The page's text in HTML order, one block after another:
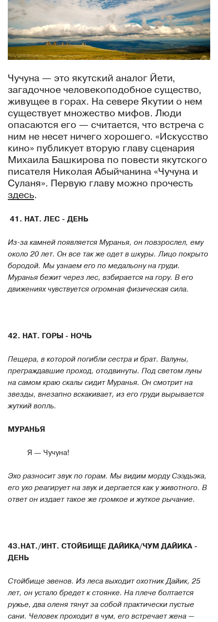
Чучуна — это якутский аналог Йети,
загадочное человекоподобное существо,
живущее в горах. На севере Якутии о нем
существует множество мифов. Люди
опасаются его — считается, что встреча с
ним не несет ничего хорошего. «Искусство
кино» публикует вторую главу сценария
Михаила Башкирова по повести якутского
писателя Николая Абыйчанина «Чучуна и
Суланя». Первую главу можно прочесть
здесь.
41. НАТ. ЛЕС - ДЕНЬ
Из-за камней появляется Муранья, он повзрослел, ему
около 20 лет. Он все так же одет в шкуры. Лицо покрыто
бородой. Мы узнаем его по медальону на груди.
Муранья бежит через лес, взбирается на гору. В его
движениях чувствуется огромная физическая сила.
42. НАТ. ГОРЫ - НОЧЬ
Пещера, в которой погибли сестра и брат. Валуны,
преграждавшие проход, отодвинуты. Под светом луны
на самом краю скалы сидит Муранья. Он смотрит на
звезды, внезапно вскакивает, из его груди вырывается
жуткий вопль.
МУРАНЬЯ
Я — Чучуна!
Эхо разносит звук по горам. Мы видим морду Сээдьэка,
его ухо реагирует на звук и дергается как у животного. В
ответ он издает такое же громкое и жуткое рычание.
43.НАТ./ИНТ. СТОЙБИЩЕ ДАЙИКА/ЧУМ ДАЙИКА -
ДЕНЬ
Стойбище эвенов. Из леса выходит охотник Дайик, 25
лет, он устало бредет к стоянке. На плече болтается
ружье, два оленя тянут за собой практически пустые
сани. Человек проходит в чум, его встречает жена —